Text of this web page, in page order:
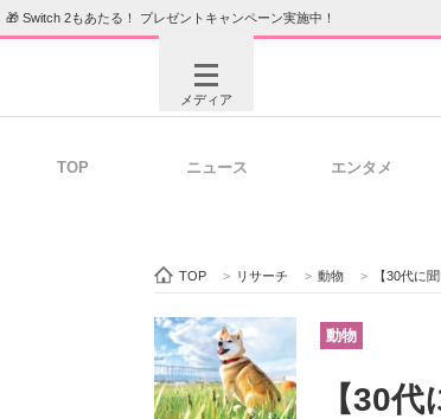
🎁 Switch 2もあたる！ プレゼントキャンペーン実施中！
メディア
ビジネスと働き方のヒント
TOP ニュース エンタメ
TOP > リサーチ > 動物 > 【30代に
動物
【30